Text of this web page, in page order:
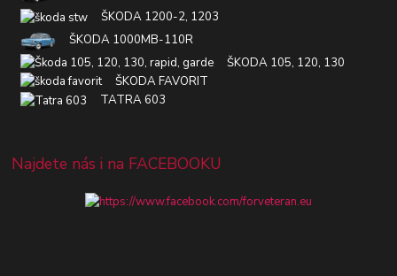
ŠKODA 1200-2, 1203
ŠKODA 1000MB-110R
ŠKODA 105, 120, 130
ŠKODA FAVORIT
TATRA 603
Najdete nás i na FACEBOOKU